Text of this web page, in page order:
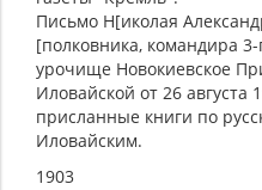
Письмо Н[иколая
[полковника, командира
урочище Новокиевское
Иловайской от 26 августа
присланные книги по
Иловайским.
1903